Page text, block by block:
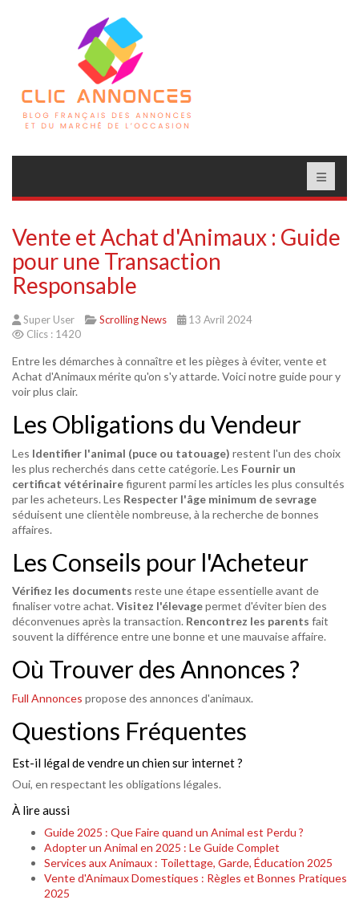
Vente et Achat d'Animaux : Guide
pour une Transaction
Responsable
Super User Scrolling News
13 Avril 2024
Clics : 1420
Entre les démarches à connaître et les pièges à éviter, vente et
Achat d'Animaux mérite qu'on s'y attarde. Voici notre guide pour y
voir plus clair.
Les Obligations du Vendeur
Les Identifier l'animal (puce ou tatouage) restent l'un des choix
les plus recherchés dans cette catégorie. Les Fournir un
certificat vétérinairefigurent parmi les articles les plus consultés
par les acheteurs. Les Respecter l'âge minimum de sevrage
séduisent une clientèle nombreuse, à la recherche de bonnes
affaires.
Les Conseils pour l'Acheteur
Vérifiez les documents reste une étape essentielle avant de
finaliser votre achat. Visitez l'élevagepermet d'éviter bien des
déconvenues après la transaction. Rencontrez les parents fait
souvent la différence entre une bonne et une mauvaise affaire.
Où Trouver des Annonces ?
Full Annonces propose des annonces d'animaux.
Questions Fréquentes
Est-il légal de vendre un chien sur internet ?
Oui, en respectant les obligations légales.
À lire aussi
Guide 2025 : Que Faire quand un Animal est Perdu ?
Adopter un Animal en 2025 : Le Guide Complet
Services aux Animaux : Toilettage, Garde, Éducation 2025
Vente d'Animaux Domestiques : Règles et Bonnes Pratiques
2025